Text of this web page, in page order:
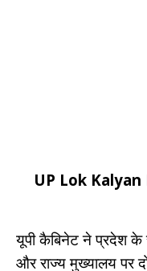
UP Lok
यूपी कैबिनेट ने प्रदेश
और राज्य मुख्यालय पर